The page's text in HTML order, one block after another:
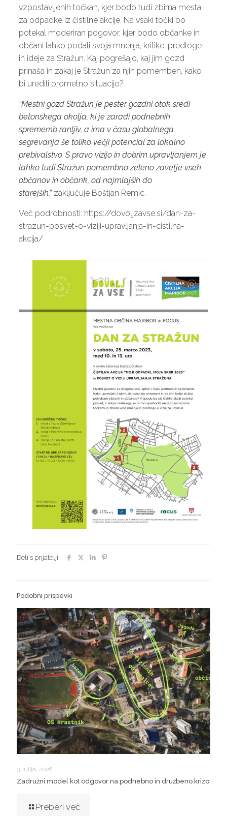
vzpostavljenih točkah, kjer bodo tudi zbirna mesta
za odpadke iz čistilne akcije. Na vsaki točki bo
potekal moderiran pogovor, kjer bodo občanke in
občani lahko podali svoja mnenja, kritike, predloge
in ideje za Stražun. Kaj pogrešajo, kaj jim gozd
prinaša in zakaj je Stražun za njih pomemben, kako
bi uredili prometno situacijo?
“Mestni gozd Stražun je pester gozdni otok sredi
betonskega okolja, ki je zaradi podnebnih
sprememb ranljiv, a ima v času globalnega
segrevanja še toliko večji potencial za lokalno
prebivalstvo. S pravo vizijo in dobrim upravljanjem je
lahko tudi Stražun pomembno zeleno zavetje vseh
občanov in občank, od najmlajših do
starejših,”zaključuje Boštjan Remic.
Več podrobnosti: https://dovoljzavse.si/dan-za-
strazun-posvet-o-viziji-upravljanja-in-cistilna-
akcija/
Deli s prijatelji
Podobni prispevki
3. julija, 2026
Zadružni model kot odgovor na podnebno in družbeno krizo
Preberi več